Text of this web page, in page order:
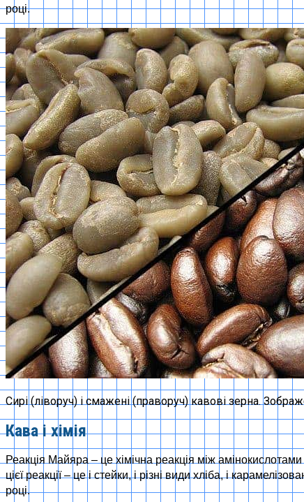
році.
Сирі (ліворуч) і смажені (праворуч) кавові зерна.
Кава і хімія
Реакція Майяра – це хімічна реакція між
цієї реакції – це і стейки, і різні види хліба, і
році.